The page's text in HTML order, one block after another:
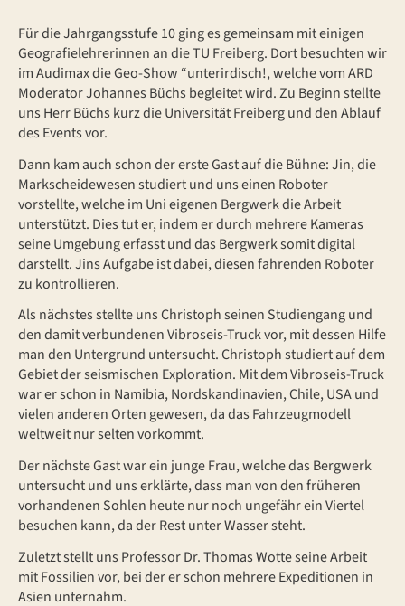
Für die Jahrgangsstufe 10 ging es gemeinsam mit einigen
Geografielehrerinnen an die TU Freiberg. Dort besuchten wir
im Audimax die Geo-Show “unterirdisch!, welche vom ARD
Moderator Johannes Büchs begleitet wird. Zu Beginn stellte
uns Herr Büchs kurz die Universität Freiberg und den Ablauf
des Events vor.
Dann kam auch schon der erste Gast auf die Bühne: Jin, die
Markscheidewesen studiert und uns einen Roboter
vorstellte, welche im Uni eigenen Bergwerk die Arbeit
unterstützt. Dies tut er, indem er durch mehrere Kameras
seine Umgebung erfasst und das Bergwerk somit digital
darstellt. Jins Aufgabe ist dabei, diesen fahrenden Roboter
zu kontrollieren.
Als nächstes stellte uns Christoph seinen Studiengang und
den damit verbundenen Vibroseis-Truck vor, mit dessen Hilfe
man den Untergrund untersucht. Christoph studiert auf dem
Gebiet der seismischen Exploration. Mit dem Vibroseis-Truck
war er schon in Namibia, Nordskandinavien, Chile, USA und
vielen anderen Orten gewesen, da das Fahrzeugmodell
weltweit nur selten vorkommt.
Der nächste Gast war ein junge Frau, welche das Bergwerk
untersucht und uns erklärte, dass man von den früheren
vorhandenen Sohlen heute nur noch ungefähr ein Viertel
besuchen kann, da der Rest unter Wasser steht.
Zuletzt stellt uns Professor Dr. Thomas Wotte seine Arbeit
mit Fossilien vor, bei der er schon mehrere Expeditionen in
Asien unternahm.